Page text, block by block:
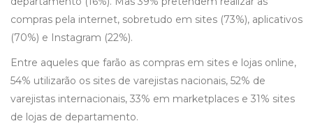
compras pela internet, sobretudo em sites (73%), aplicativos
(70%) e Instagram (22%).
Entre aqueles que farão as compras em sites e lojas online,
54% utilizarão os sites de varejistas nacionais, 52% de
varejistas internacionais, 33% em marketplaces e 31% sites
de lojas de departamento.